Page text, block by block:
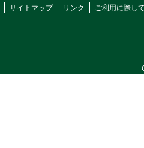
サイトマップ リンク ご利用に際し